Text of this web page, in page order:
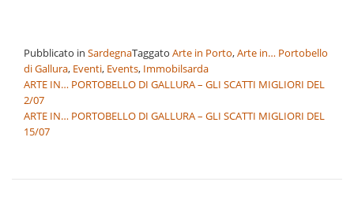
Pubblicato in SardegnaTaggato Arte in Porto,Arte in… Portobello
di Gallura, Eventi, Events, Immobilsarda
Navigazione
articoli
ARTE IN… PORTOBELLO DI GALLURA – GLI SCATTI MIGLIORI DEL
2/07
ARTE IN… PORTOBELLO DI GALLURA – GLI SCATTI MIGLIORI DEL
15/07